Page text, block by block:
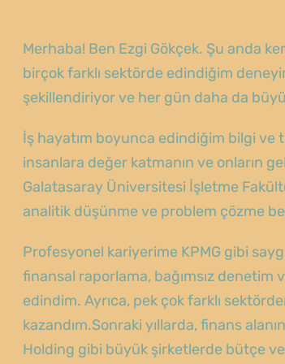
Merhaba! Ben Ezgi Gökçek. Şu anda
birçok farklı sektörde edindiğim
şekillendiriyor ve her gün daha da
İş hayatım boyunca edindiğim bilgi ve
insanlara değer katmanın ve onların
Galatasaray Üniversitesi İşletme
analitik düşünme ve problem çözme
Profesyonel kariyerime KPMG gibi
finansal raporlama, bağımsız denetim
edindim. Ayrıca, pek çok farklı
kazandım.Sonraki yıllarda, finans
Holding gibi büyük şirketlerde bütçe